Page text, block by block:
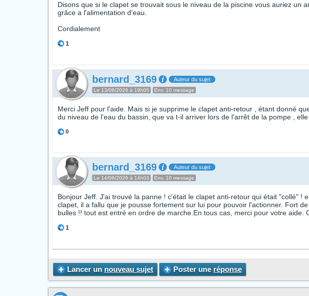
Disons que si le clapet se trouvait sous le niveau de la piscine vous auriez un
grâce a l'alimentation d'eau.
Cordialement
1
bernard_3169 Auteur du sujet
Le 13/06/2026 à 19h05 Env. 10 message
Merci Jeff pour l'aide. Mais si je supprime le clapet anti-retour , étant donné
du niveau de l'eau du bassin, que va t-il arriver lors de l'arrêt de la pompe ,
0
bernard_3169 Auteur du sujet
Le 14/06/2026 à 14h03 Env. 10 message
Bonjour Jeff. J'ai trouvé la panne ! c'était le clapet anti-retour qui était "collé" !
clapet, il a fallu que je pousse fortement sur lui pour pouvoir l'actionner. Fort
bulles !! tout est entré en ordre de marche.En tous cas, merci pour votre aide.
1
Lancer un nouveau sujet Poster une réponse